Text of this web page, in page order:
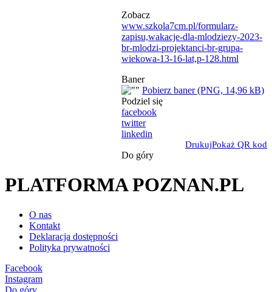
Zobacz
www.szkola7cm.pl/formularz-
zapisu,wakacje-dla-mlodziezy-2023-
br-mlodzi-projektanci-br-grupa-
wiekowa-13-16-lat,p-128.html
Baner
Pobierz baner (PNG, 14,96 kB)
Podziel się
facebook
twitter
linkedin
DrukujPokaż QR kod
Do góry
PLATFORMA POZNAN.PL
O nas
Kontakt
Deklaracja dostępności
Polityka prywatności
Facebook
Instagram
Do góry